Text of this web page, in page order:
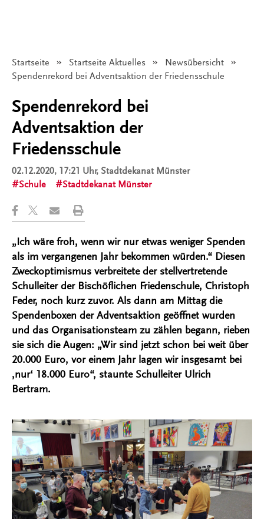
Startseite Startseite Aktuelles
Newsübersicht
Angezeigt:
Spendenrekord bei Adventsaktion der Friedensschule
Spendenrekord bei
Adventsaktion der
Friedensschule
02.12.2020, 17:21 Uhr, Stadtdekanat Münster
Schule
Stadtdekanat Münster
„Ich wäre froh, wenn wir nur etwas weniger Spenden
als im vergangenen Jahr bekommen würden.“ Diesen
Zweckoptimismus verbreitete der stellvertretende
Schulleiter der Bischöflichen Friedenschule, Christoph
Feder, noch kurz zuvor. Als dann am Mittag die
Spendenboxen der Adventsaktion geöffnet wurden
und das Organisationsteam zu zählen begann, rieben
sie sich die Augen: „Wir sind jetzt schon bei weit über
20.000 Euro, vor einem Jahr lagen wir insgesamt bei
‚nur‘ 18.000 Euro“, staunte Schulleiter Ulrich
Bertram.